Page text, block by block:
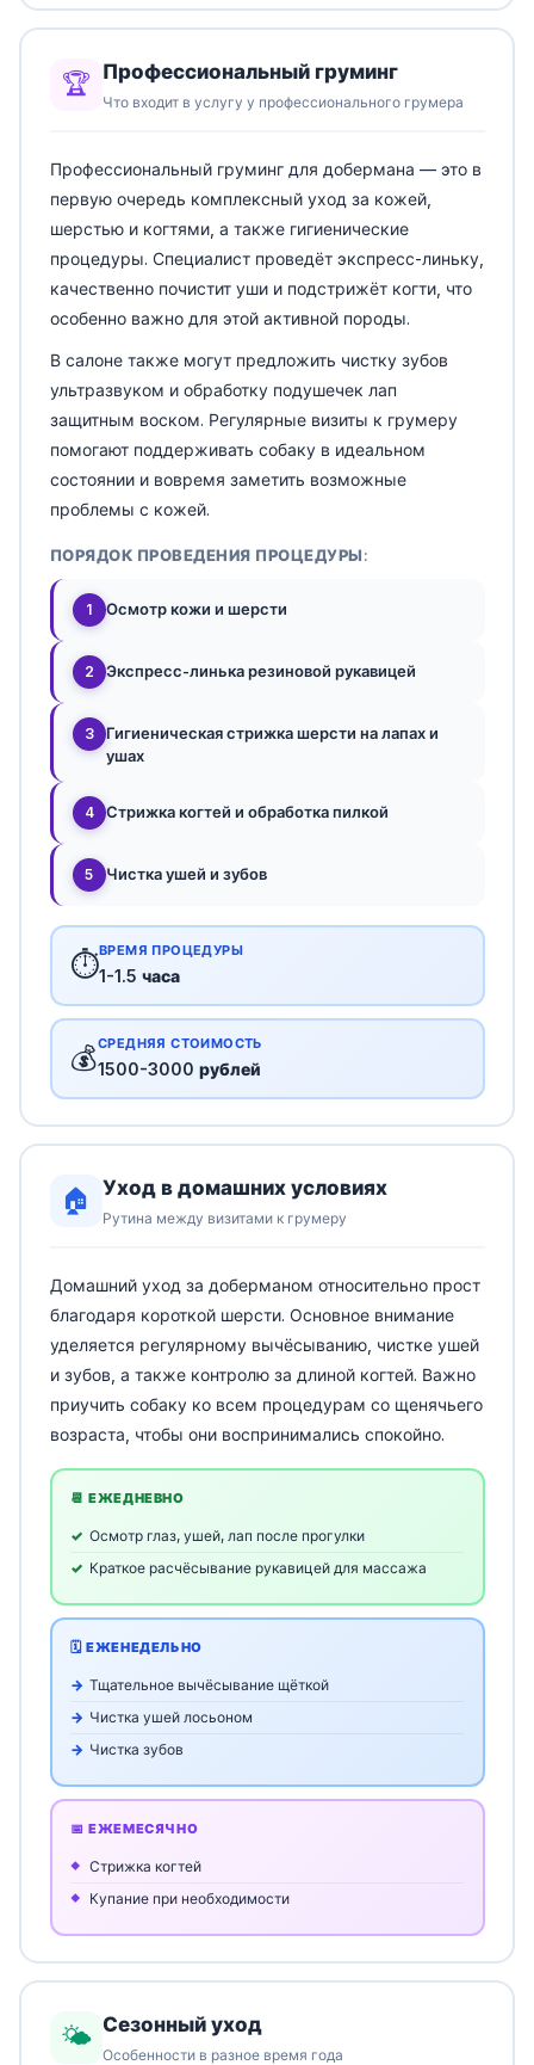
🏆 Профессиональный груминг
Что входит в услугу у профессионального грумера
Профессиональный груминг для добермана — это в
первую очередь комплексный уход за кожей,
шерстью и когтями, а также гигиенические
процедуры. Специалист проведёт экспресс-линьку,
качественно почистит уши и подстрижёт когти, что
особенно важно для этой активной породы.
В салоне также могут предложить чистку зубов
ультразвуком и обработку подушечек лап
защитным воском. Регулярные визиты к грумеру
помогают поддерживать собаку в идеальном
состоянии и вовремя заметить возможные
проблемы с кожей.
ПОРЯДОК ПРОВЕДЕНИЯ ПРОЦЕДУРЫ:
1 Осмотр кожи и шерсти
2 Экспресс-линька резиновой рукавицей
3
Гигиеническая стрижка шерсти на лапах и
ушах
4 Стрижка когтей и обработка пилкой
5 Чистка ушей и зубов
⏱️ВРЕМЯ ПРОЦЕДУРЫ
1-1.5 часа
💰СРЕДНЯЯ СТОИМОСТЬ
1500-3000 рублей
🏠 Уход в домашних условиях
Рутина между визитами к грумеру
Домашний уход за доберманом относительно прост
благодаря короткой шерсти. Основное внимание
уделяется регулярному вычёсыванию, чистке ушей
и зубов, а также контролю за длиной когтей. Важно
приучить собаку ко всем процедурам со щенячьего
возраста, чтобы они воспринимались спокойно.
📆 ЕЖЕДНЕВНО
Осмотр глаз, ушей, лап после прогулки
Краткое расчёсывание рукавицей для массажа
🗓️ ЕЖЕНЕДЕЛЬНО
Тщательное вычёсывание щёткой
Чистка ушей лосьоном
Чистка зубов
📅 ЕЖЕМЕСЯЧНО
Стрижка когтей
Купание при необходимости
🌤️ Сезонный уход
Особенности в разное время года